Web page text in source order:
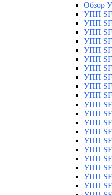
Обзор
УПП
УПП
УПП
УПП
УПП
УПП
УПП
УПП
УПП
УПП
УПП
УПП
УПП
УПП
УПП
УПП
УПП
УПП
УПП
УПП